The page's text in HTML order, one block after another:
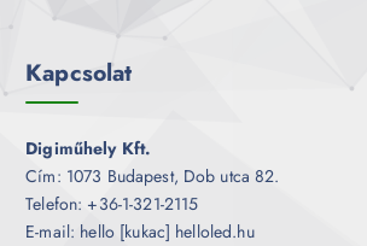
Kapcsolat
Digiműhely Kft.
Cím: 1073 Budapest, Dob utca 82.
Telefon: +36-1-321-2115
E-mail: hello [kukac] helloled.hu